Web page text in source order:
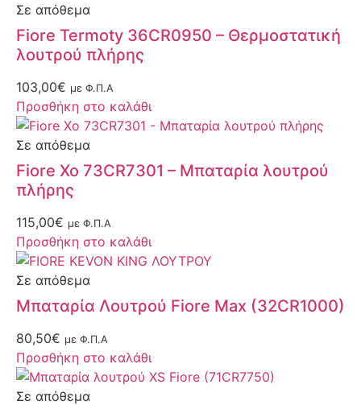
Σε απόθεμα
Fiore Termoty 36CR0950 – Θερμοστατική
λουτρού πλήρης
103,00€ με Φ.Π.Α
Προσθήκη στο καλάθι
Σε απόθεμα
Fiore Xo 73CR7301 – Μπαταρία λουτρού
πλήρης
115,00€ με Φ.Π.Α
Προσθήκη στο καλάθι
Σε απόθεμα
Μπαταρία Λουτρού Fiore Max (32CR1000)
80,50€ με Φ.Π.Α
Προσθήκη στο καλάθι
Σε απόθεμα